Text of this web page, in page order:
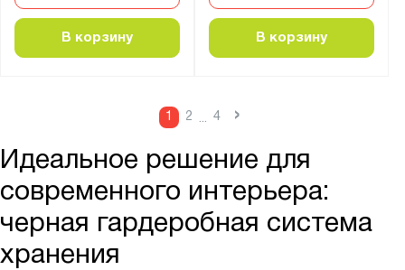
В корзину В корзину
1 2 ... 4
›
Идеальное решение для
современного интерьера:
черная гардеробная система
хранения